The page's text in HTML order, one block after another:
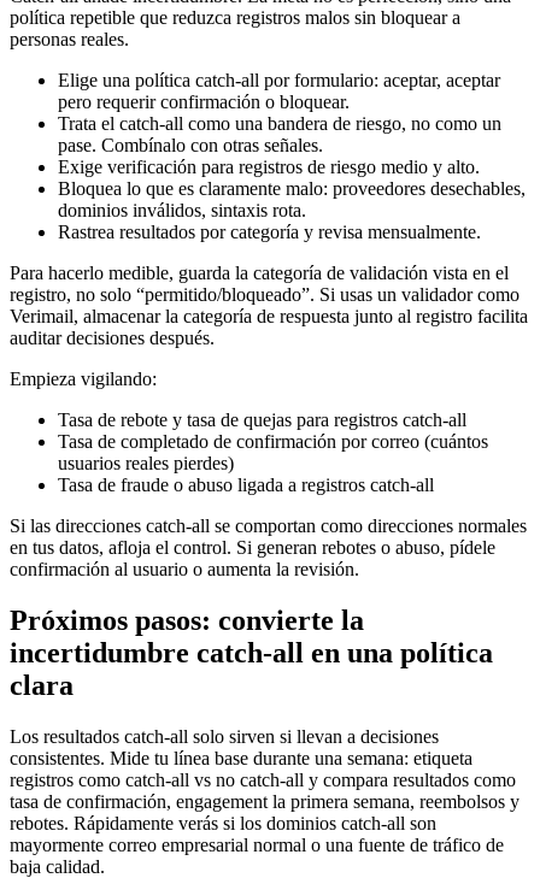
política repetible que reduzca registros malos sin bloquear a
personas reales.
Elige una política catch-all por formulario: aceptar, aceptar
pero requerir confirmación o bloquear.
Trata el catch-all como una bandera de riesgo, no como un
pase. Combínalo con otras señales.
Exige verificación para registros de riesgo medio y alto.
Bloquea lo que es claramente malo: proveedores desechables,
dominios inválidos, sintaxis rota.
Rastrea resultados por categoría y revisa mensualmente.
Para hacerlo medible, guarda la categoría de validación vista en el
registro, no solo “permitido/bloqueado”. Si usas un validador como
Verimail, almacenar la categoría de respuesta junto al registro facilita
auditar decisiones después.
Empieza vigilando:
Tasa de rebote y tasa de quejas para registros catch-all
Tasa de completado de confirmación por correo (cuántos
usuarios reales pierdes)
Tasa de fraude o abuso ligada a registros catch-all
Si las direcciones catch-all se comportan como direcciones normales
en tus datos, afloja el control. Si generan rebotes o abuso, pídele
confirmación al usuario o aumenta la revisión.
Próximos pasos: convierte la
incertidumbre catch-all en una política
clara
Los resultados catch-all solo sirven si llevan a decisiones
consistentes. Mide tu línea base durante una semana: etiqueta
registros como catch-all vs no catch-all y compara resultados como
tasa de confirmación, engagement la primera semana, reembolsos y
rebotes. Rápidamente verás si los dominios catch-all son
mayormente correo empresarial normal o una fuente de tráfico de
baja calidad.